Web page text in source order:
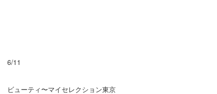
6/11
ビューティ〜マイセレクション東京